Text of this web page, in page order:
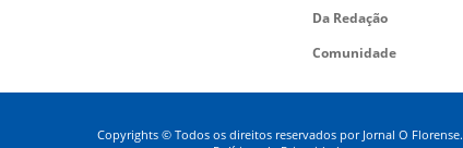
Da Redação
Comunidade
Copyrights © Todos os direitos reservados por Jornal O Florense.